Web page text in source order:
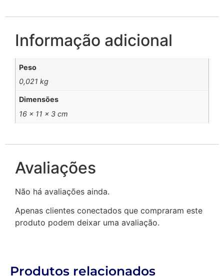
Informação adicional
Peso
0,021 kg
Dimensões
16 × 11 × 3 cm
Avaliações
Não há avaliações ainda.
Apenas clientes conectados que compraram este
produto podem deixar uma avaliação.
Produtos relacionados